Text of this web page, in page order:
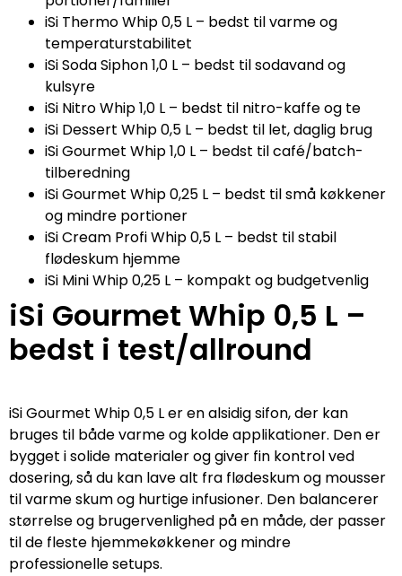
iSi Thermo Whip 0,5 L – bedst til varme og
temperaturstabilitet
iSi Soda Siphon 1,0 L – bedst til sodavand og
kulsyre
iSi Nitro Whip 1,0 L – bedst til nitro-kaffe og te
iSi Dessert Whip 0,5 L – bedst til let, daglig brug
iSi Gourmet Whip 1,0 L – bedst til café/batch-
tilberedning
iSi Gourmet Whip 0,25 L – bedst til små køkkener
og mindre portioner
iSi Cream Profi Whip 0,5 L – bedst til stabil
flødeskum hjemme
iSi Mini Whip 0,25 L – kompakt og budgetvenlig
iSi Gourmet Whip 0,5 L –
bedst i test/allround
iSi Gourmet Whip 0,5 L er en alsidig sifon, der kan
bruges til både varme og kolde applikationer. Den er
bygget i solide materialer og giver fin kontrol ved
dosering, så du kan lave alt fra flødeskum og mousser
til varme skum og hurtige infusioner. Den balancerer
størrelse og brugervenlighed på en måde, der passer
til de fleste hjemmekøkkener og mindre
professionelle setups.